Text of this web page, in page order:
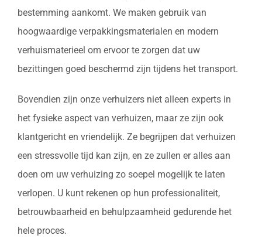
bestemming aankomt. We maken gebruik van
hoogwaardige verpakkingsmaterialen en modern
verhuismaterieel om ervoor te zorgen dat uw
bezittingen goed beschermd zijn tijdens het transport.
Bovendien zijn onze verhuizers niet alleen experts in
het fysieke aspect van verhuizen, maar ze zijn ook
klantgericht en vriendelijk. Ze begrijpen dat verhuizen
een stressvolle tijd kan zijn, en ze zullen er alles aan
doen om uw verhuizing zo soepel mogelijk te laten
verlopen. U kunt rekenen op hun professionaliteit,
betrouwbaarheid en behulpzaamheid gedurende het
hele proces.